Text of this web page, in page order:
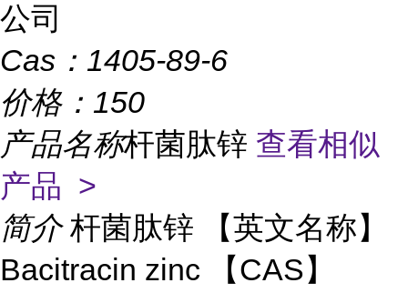
公司
Cas： 1405-89-6
价格： 150
产品名称杆菌肽锌 查看相似
产品 >
简介 杆菌肽锌 【英文名称】
Bacitracin zinc 【CAS】